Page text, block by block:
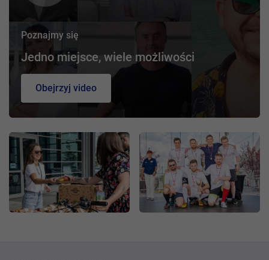
Poznajmy się
Jedno miejsce, wiele możliwości
Obejrzyj video